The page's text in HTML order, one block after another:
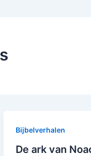
Bijbelverhalen
De ark van